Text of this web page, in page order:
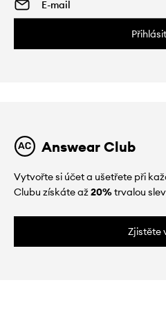
Answear Club
Vytvořte si účet a ušetřete při
Clubu získáte až20%trvalou
Zjistěte